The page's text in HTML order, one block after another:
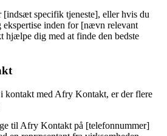
[indsæt specifik tjeneste], eller hvis du
inden for [nævn relevant
hjælpe dig med at finde den bedste
kontakt med Afry Kontakt, er der flere
til Afry Kontakt på [telefonnummer]